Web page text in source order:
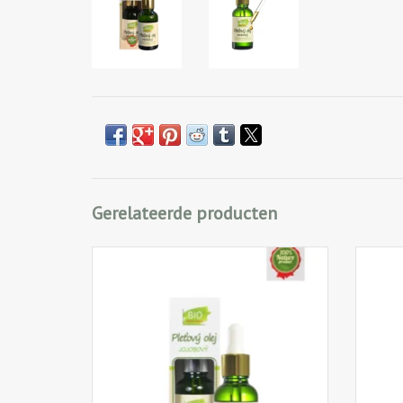
Gerelateerde producten
Hydraterende Jojoba olie geschikt voor elk
type huid, maar vooral voor de rijpe,
geeft de huid een glad niet vettig gevoel.
IN WINKELWAGEN